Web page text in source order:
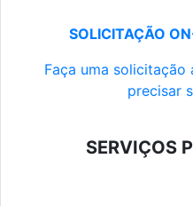
SOLICITAÇÃO
Faça uma solicitação
precisar
SERVIÇOS